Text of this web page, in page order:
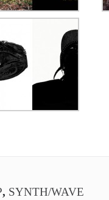
, SYNTH/WAVE